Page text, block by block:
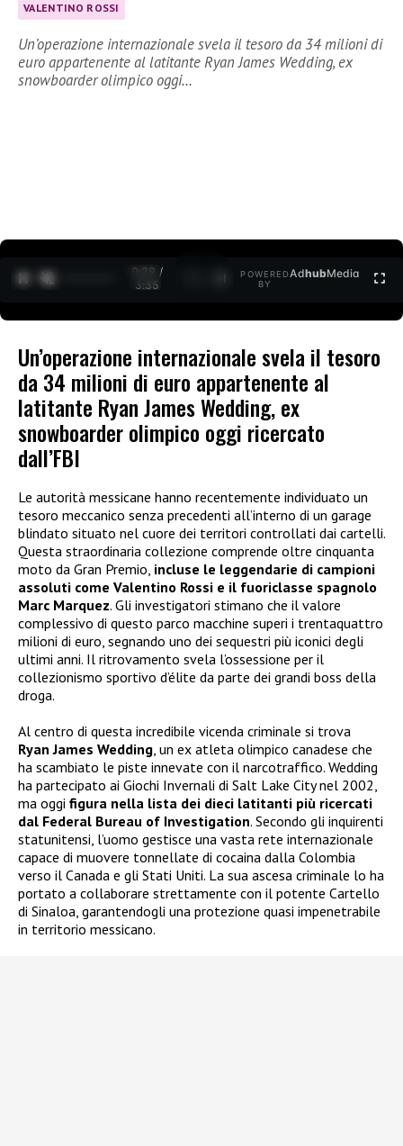
VALENTINO ROSSI
Un’operazione internazionale svela il tesoro da 34 milioni di
euro appartenente al latitante Ryan James Wedding, ex
snowboarder olimpico oggi…
0:30 /
3:35
POWERED
BY
AdhubMedia
Un’operazione internazionale svela il tesoro
da 34 milioni di euro appartenente al
latitante Ryan James Wedding, ex
snowboarder olimpico oggi ricercato
dall’FBI
Le autorità messicane hanno recentemente individuato un
tesoro meccanico senza precedenti all’interno di un garage
blindato situato nel cuore dei territori controllati dai cartelli.
Questa straordinaria collezione comprende oltre cinquanta
moto da Gran Premio, incluse le leggendarie di campioni
assoluti come Valentino Rossi e il fuoriclasse spagnolo
Marc Marquez. Gli investigatori stimano che il valore
complessivo di questo parco macchine superi i trentaquattro
milioni di euro, segnando uno dei sequestri più iconici degli
ultimi anni. Il ritrovamento svela l’ossessione per il
collezionismo sportivo d’élite da parte dei grandi boss della
droga.
Al centro di questa incredibile vicenda criminale si trova
Ryan James Wedding, un ex atleta olimpico canadese che
ha scambiato le piste innevate con il narcotraffico. Wedding
ha partecipato ai Giochi Invernali di Salt Lake City nel 2002,
ma oggi figura nella lista dei dieci latitanti più ricercati
dal Federal Bureau of Investigation. Secondo gli inquirenti
statunitensi, l’uomo gestisce una vasta rete internazionale
capace di muovere tonnellate di cocaina dalla Colombia
verso il Canada e gli Stati Uniti. La sua ascesa criminale lo ha
portato a collaborare strettamente con il potente Cartello
di Sinaloa, garantendogli una protezione quasi impenetrabile
in territorio messicano.